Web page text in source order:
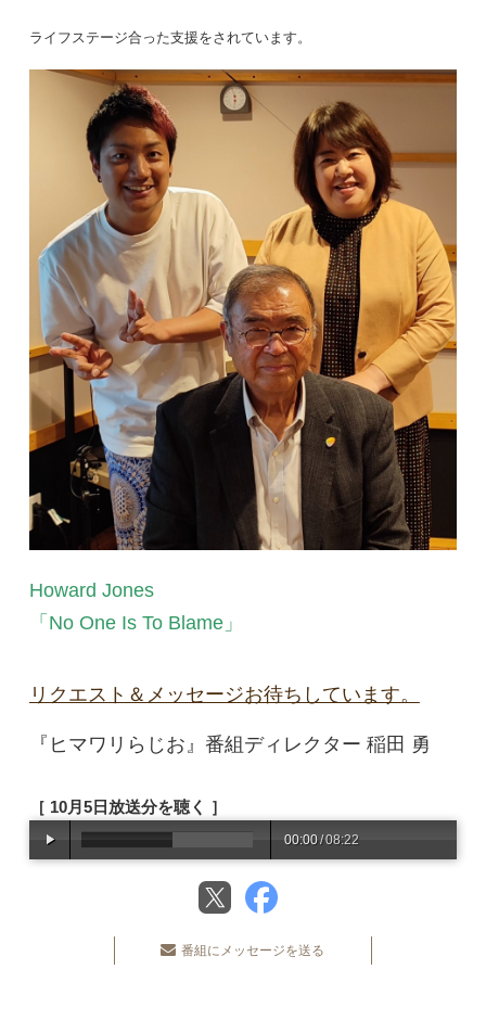
ライフステージ合った支援をされています。
Howard Jones
「No One Is To Blame」
リクエスト＆メッセージお待ちしています。
『ヒマワリらじお』番組ディレクター 稲田 勇
［ 10月5日放送分を聴く ］
00:00/08:22
番組にメッセージを送る